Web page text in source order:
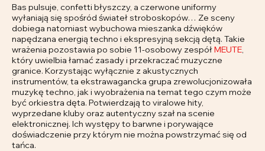
Bas pulsuje, confetti błyszczy, a czerwone uniformy
wyłaniają się spośród świateł stroboskopów… Ze sceny
dobiega natomiast wybuchowa mieszanka dźwięków
napędzana energią techno i ekspresyjną sekcją dętą. Takie
wrażenia pozostawia po sobie 11-osobowy zespółMEUTE
który uwielbia łamać zasady i przekraczać muzyczne
granice. Korzystając wyłącznie z akustycznych
instrumentów, ta ekstrawagancka grupa zrewolucjonizowała
muzykę techno, jak i wyobrażenia na temat tego czym może
być orkiestra dęta. Potwierdzają to viralowe hity,
wyprzedane kluby oraz autentyczny szał na scenie
elektronicznej. Ich występy to barwne i porywające
doświadczenie przy którym nie można powstrzymać się od
tańca.